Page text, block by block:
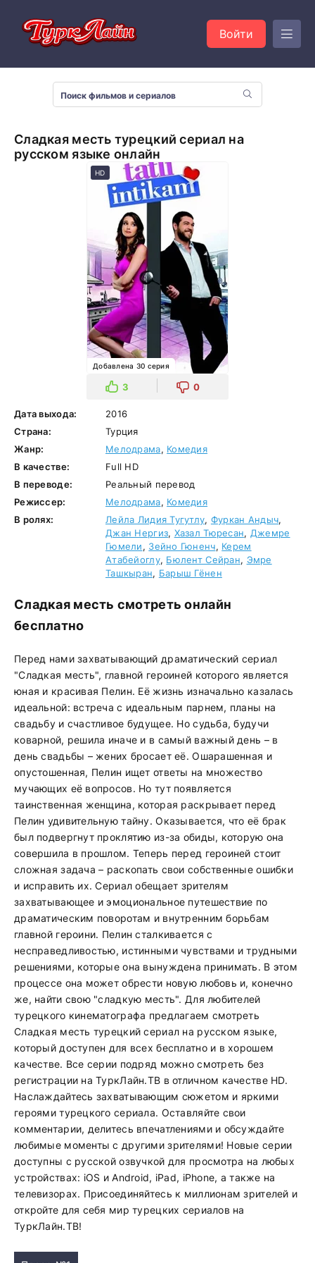
Войти
Сладкая месть турецкий сериал на
русском языке онлайн
HD
Добавлена 30 серия
3 0
Дата выхода:
2016
Страна:
Турция
Жанр:
Мелодрама, Комедия
В качестве:
Full HD
В переводе:
Реальный перевод
Режиссер:
Мелодрама, Комедия
В ролях:
Лейла Лидия Тугутлу, Фуркан Андыч,
Джан Нергиз, Хазал Тюресан, Джемре
Гюмели, Зейно Гюненч, Керем
Атабейоглу, Бюлент Сейран, Эмре
Ташкыран, Барыш Гёнен
Сладкая месть смотреть онлайн
бесплатно
Перед нами захватывающий драматический сериал
"Сладкая месть", главной героиней которого является
юная и красивая Пелин. Её жизнь изначально казалась
идеальной: встреча с идеальным парнем, планы на
свадьбу и счастливое будущее. Но судьба, будучи
коварной, решила иначе и в самый важный день – в
день свадьбы – жених бросает её. Ошарашенная и
опустошенная, Пелин ищет ответы на множество
мучающих её вопросов. Но тут появляется
таинственная женщина, которая раскрывает перед
Пелин удивительную тайну. Оказывается, что её брак
был подвергнут проклятию из-за обиды, которую она
совершила в прошлом. Теперь перед героиней стоит
сложная задача – раскопать свои собственные ошибки
и исправить их. Сериал обещает зрителям
захватывающее и эмоциональное путешествие по
драматическим поворотам и внутренним борьбам
главной героини. Пелин сталкивается с
несправедливостью, истинными чувствами и трудными
решениями, которые она вынуждена принимать. В этом
процессе она может обрести новую любовь и, конечно
же, найти свою "сладкую месть". Для любителей
турецкого кинематографа предлагаем смотреть
Сладкая месть турецкий сериал на русском языке,
который доступен для всех бесплатно и в хорошем
качестве. Все серии подряд можно смотреть без
регистрации на ТуркЛайн.ТВ в отличном качестве HD.
Наслаждайтесь захватывающим сюжетом и яркими
героями турецкого сериала. Оставляйте свои
комментарии, делитесь впечатлениями и обсуждайте
любимые моменты с другими зрителями! Новые серии
доступны с русской озвучкой для просмотра на любых
устройствах: iOS и Android, iPad, iPhone, а также на
телевизорах. Присоединяйтесь к миллионам зрителей и
откройте для себя мир турецких сериалов на
ТуркЛайн.ТВ!